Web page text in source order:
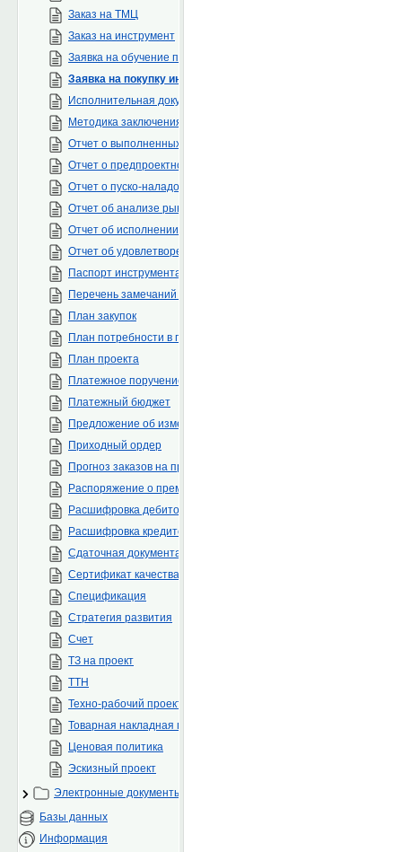
Заказ на ТМЦ
Заказ на инструмент
Заявка на обучение персонала
Заявка на покупку инструментов
Исполнительная документация
Методика заключения договоров
Отчет о выполненных СМР
Отчет о предпроектном обследовании
Отчет о пуско-наладочных работах
Отчет об анализе рынка
Отчет об исполнении бюджета
Отчет об удовлетворенности клиента
Паспорт инструмента
Перечень замечаний по проекту
План закупок
План потребности в персонале
План проекта
Платежное поручение
Платежный бюджет
Предложение об изменении нормативно-методической
Приходный ордер
Прогноз заказов на проекты
Распоряжение о премировании
Расшифровка дебиторской задолженности
Расшифровка кредиторской задолженности
Сдаточная документация
Сертификат качества на ТМЦ/инструмент
Спецификация
Стратегия развития
Счет
ТЗ на проект
ТТН
Техно-рабочий проект
Товарная накладная поставщика
Ценовая политика
Эскизный проект
Электронные документы
Базы данных
Информация